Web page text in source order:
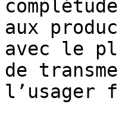
aux
avec le
de
l’usager